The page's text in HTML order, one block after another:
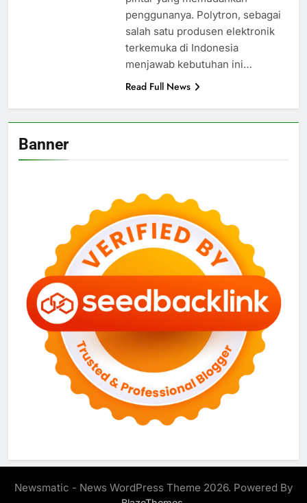
penggunanya. Polytron, sebagai
salah satu produsen elektronik
terkemuka di Indonesia
menjawab kebutuhan ini…
Read Full News
Banner
Newsmatic - News WordPress Theme 2026. Powered By